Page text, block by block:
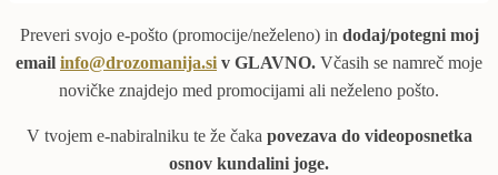
Preveri svojo e-pošto (promocije/neželeno) in dodaj/potegni moj
email info@drozomanija.si v GLAVNO. Včasih se namreč moje
novičke znajdejo med promocijami ali neželeno pošto.
V tvojem e-nabiralniku te že čaka povezava do videoposnetka
osnov kundalini joge.